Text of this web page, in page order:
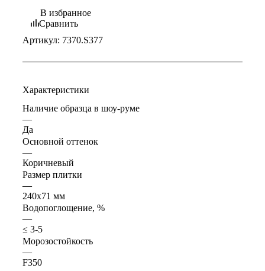
В избранное
Сравнить
Артикул: 7370.S377
Характеристики
Наличие образца в шоу-руме
—
Да
Основной оттенок
—
Коричневый
Размер плитки
—
240x71 мм
Водопоглощение, %
—
≤ 3-5
Морозостойкость
—
F350